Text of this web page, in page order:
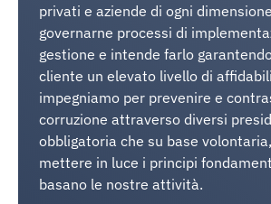
privati e aziende di ogni
governarne processi di
gestione e intende farlo
cliente un elevato livello di
impegniamo per prevenire e
corruzione attraverso diversi
obbligatoria che su base
mettere in luce i principi
basano le nostre attività.